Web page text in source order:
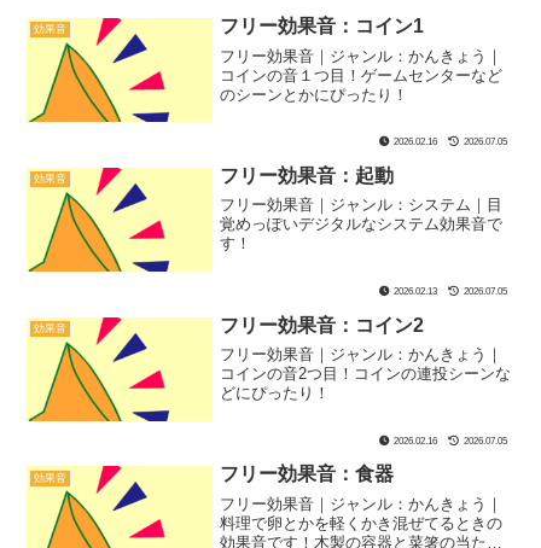
効果音 フリー効果音：コイン1
フリー効果音｜ジャンル：かんきょう｜
コインの音１つ目！ゲームセンターなど
のシーンとかにぴったり！
2026.02.16 2026.07.05
効果音 フリー効果音：起動
フリー効果音｜ジャンル：システム｜目
覚めっぽいデジタルなシステム効果音で
す！
2026.02.13 2026.07.05
効果音 フリー効果音：コイン2
フリー効果音｜ジャンル：かんきょう｜
コインの音2つ目！コインの連投シーンな
どにぴったり！
2026.02.16 2026.07.05
効果音 フリー効果音：食器
フリー効果音｜ジャンル：かんきょう｜
料理で卵とかを軽くかき混ぜてるときの
効果音です！木製の容器と菜箸の当たる